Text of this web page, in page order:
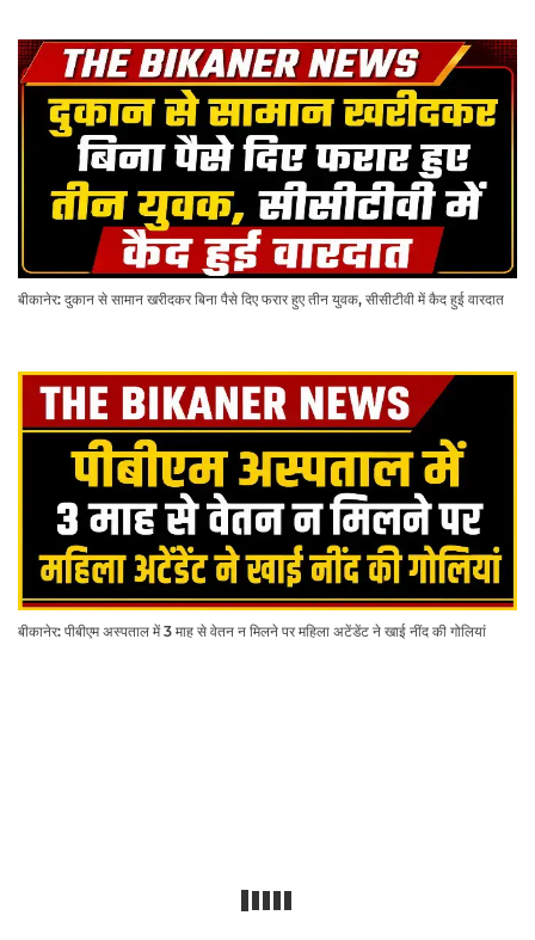
बीकानेर: दुकान से सामान खरीदकर बिना पैसे दिए फरार हुए तीन युवक, सीसीटीवी में कैद हुई वारदात
बीकानेर: पीबीएम अस्पताल में 3 माह से वेतन न मिलने पर महिला अटेंडेंट ने खाई नींद की गोलियां